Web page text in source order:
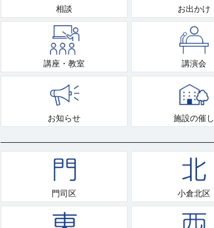
相談 お出かけ
講座・教室 講演会
お知らせ 施設の催し
門司区 小倉北区